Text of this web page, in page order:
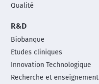
Qualité
R&D
Biobanque
Etudes cliniques
Innovation Technologique
Recherche et enseignement